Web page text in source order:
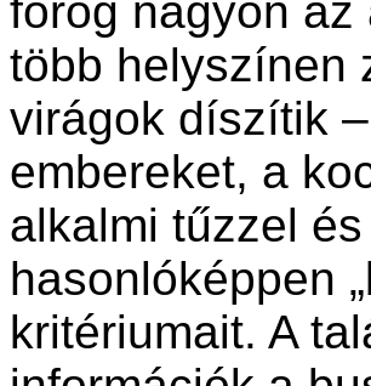
forog nagyon az
több helyszínen
virágok díszítik
embereket, a
alkalmi tűzzel
hasonlóképpen
kritériumait. A